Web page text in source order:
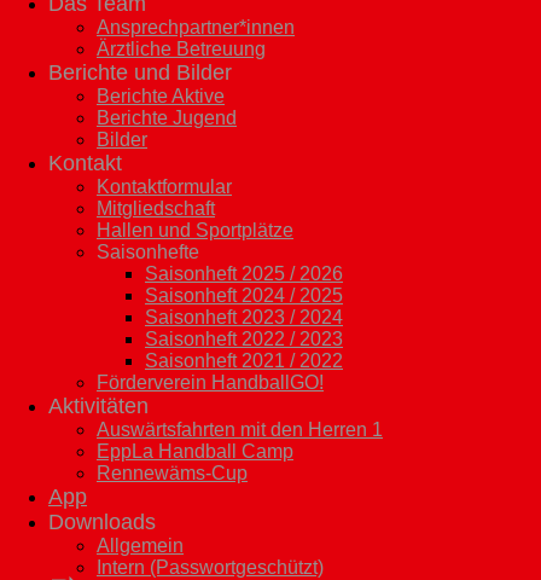
Ansprechpartner*innen
Ärztliche Betreuung
Berichte und Bilder
Berichte Aktive
Berichte Jugend
Bilder
Kontakt
Kontaktformular
Mitgliedschaft
Hallen und Sportplätze
Saisonhefte
Saisonheft 2025 / 2026
Saisonheft 2024 / 2025
Saisonheft 2023 / 2024
Saisonheft 2022 / 2023
Saisonheft 2021 / 2022
Förderverein HandballGO!
Aktivitäten
Auswärtsfahrten mit den Herren 1
EppLa Handball Camp
Rennewäms-Cup
App
Downloads
Allgemein
Intern (Passwortgeschützt)